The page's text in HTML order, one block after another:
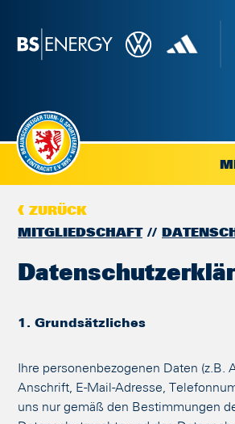
MITGLIEDSCHAFT
ZURÜCK
1. Grundsätzliches
Ihre personenbezogenen Daten (z.B.
Anschrift, E-Mail-Adresse,
uns nur gemäß den Bestimmungen